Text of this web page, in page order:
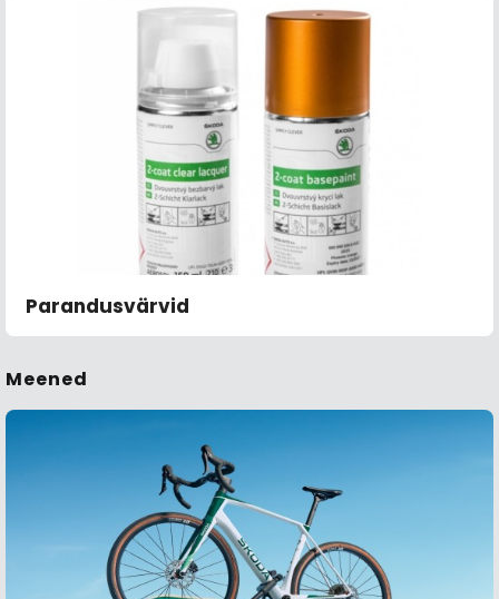
Parandusvärvid
Meened